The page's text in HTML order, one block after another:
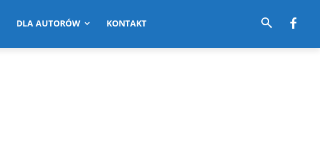
DLA AUTORÓW KONTAKT